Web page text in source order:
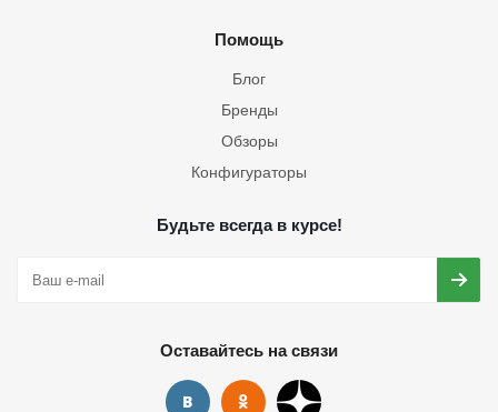
Помощь
Блог
Бренды
Обзоры
Конфигураторы
Будьте всегда в курсе!
Оставайтесь на связи